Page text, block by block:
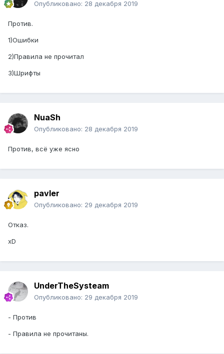
Опубликовано: 28 декабря 2019
Против.
1)Ошибки
2)Правила не прочитал
3)Шрифты
NuaSh
Опубликовано: 28 декабря 2019
Против, всё уже ясно
pavler
Опубликовано: 29 декабря 2019
Отказ.
xD
UnderTheSysteam
Опубликовано: 29 декабря 2019
- Против
- Правила не прочитаны.